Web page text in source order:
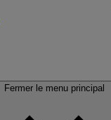
Fermer le menu principal